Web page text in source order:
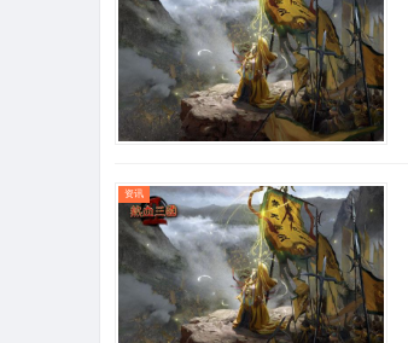
资讯